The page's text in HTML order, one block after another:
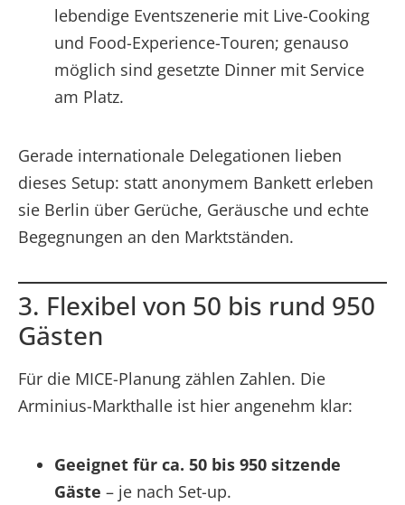
lebendige Eventszenerie mit Live-Cooking
und Food-Experience-Touren; genauso
möglich sind gesetzte Dinner mit Service
am Platz.
Gerade internationale Delegationen lieben
dieses Setup: statt anonymem Bankett erleben
sie Berlin über Gerüche, Geräusche und echte
Begegnungen an den Marktständen.
3. Flexibel von 50 bis rund 950
Gästen
Für die MICE-Planung zählen Zahlen. Die
Arminius-Markthalle ist hier angenehm klar:
Geeignet für ca. 50 bis 950 sitzende
Gäste – je nach Set-up.